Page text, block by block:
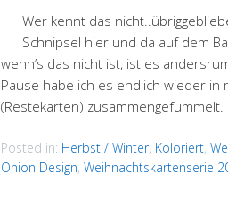
Wer kennt das
Schnipsel hier und da auf dem
wenn’s das nicht ist, ist es
Pause habe ich es endlich wieder in
(Restekarten) zusammengefummelt.
Posted in: Herbst / Winter, Koloriert,
Onion Design, Weihnachtskartenserie